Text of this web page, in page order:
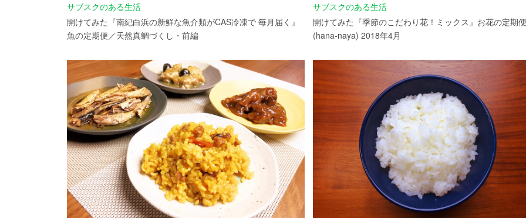
サブスクのある生活
開けてみた『南紀白浜の新鮮な魚介類がCAS冷凍で 毎月届く』
魚の定期便／天然真鯛づくし・前編
サブスクのある生活
開けてみた『季節のこだわり花！ミックス』お花の定期便
(hana-naya) 2018年4月